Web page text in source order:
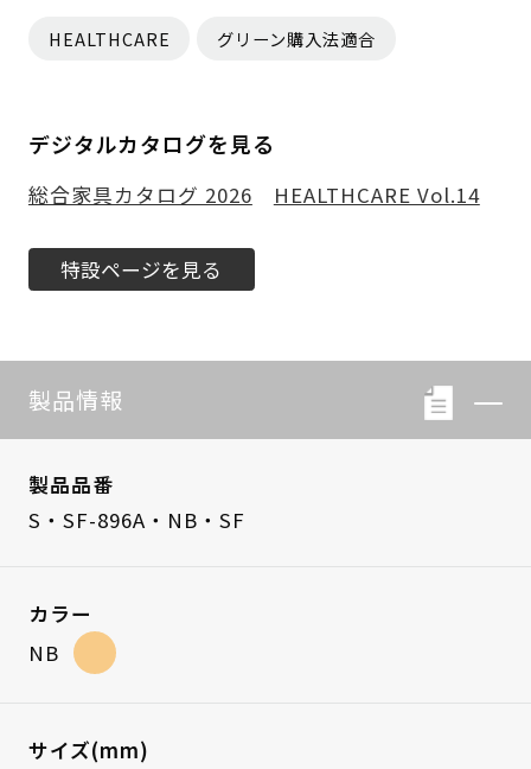
HEALTHCARE グリーン購入法適合
デジタルカタログを見る
総合家具カタログ 2026 HEALTHCARE Vol.14
特設ページを見る
製品情報
製品品番
S・SF-896A・NB・SF
カラー
NB
サイズ(mm)